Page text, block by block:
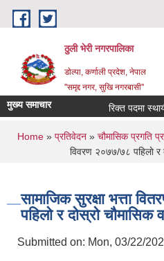
Skip to main content
ठुली भेरी नगरपालिका
डाेल्पा, कर्णाली प्रदेश, नेपाल
''समृद्द नगर, सुखि नगरबासी''
मुख्य समाचार रिक्त पदमा स्थायी
You are here
Home » प्रतिवेदन » चौमासिक प्रगति
विवरण २०७७/७८ पहिलाे र
सामाजिक सुरक्षा भत्ता
पहिलाे र दाेस्राे चाैमासिक
Submitted on: Mon, 03/22/